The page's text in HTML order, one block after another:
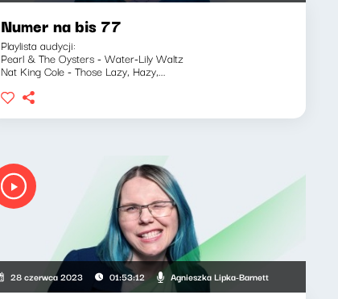
Numer na bis 77
Playlista audycji:
Pearl & The Oysters - Water-Lily Waltz
Nat King Cole - Those Lazy, Hazy,...
28 czerwca 2023 01:53:12 Agnieszka Lipka-Barnett